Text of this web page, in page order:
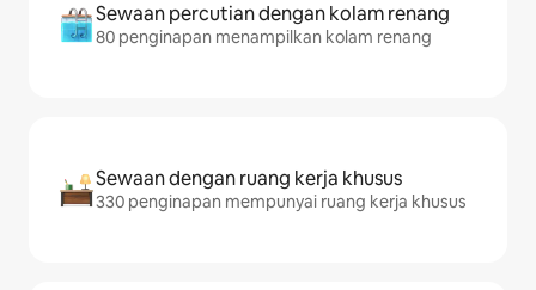
Sewaan percutian dengan kolam renang
80 penginapan menampilkan kolam renang
Sewaan dengan ruang kerja khusus
330 penginapan mempunyai ruang kerja khusus